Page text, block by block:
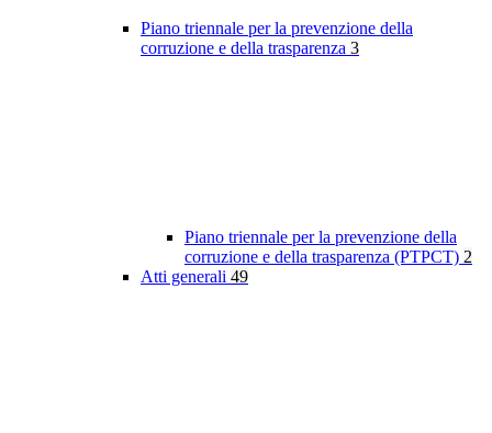
Piano triennale per la prevenzione della
corruzione e della trasparenza 3
Piano triennale per la prevenzione della
corruzione e della trasparenza (PTPCT) 2
Atti generali 49